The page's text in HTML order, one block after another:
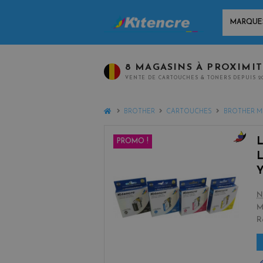
8 MAGASINS À
VENTE DE CARTOUCHES & TONERS DEPUIS
HOMEBROTHER CARTOUCHES BROTHER
PROMO !
Y
a
c
k